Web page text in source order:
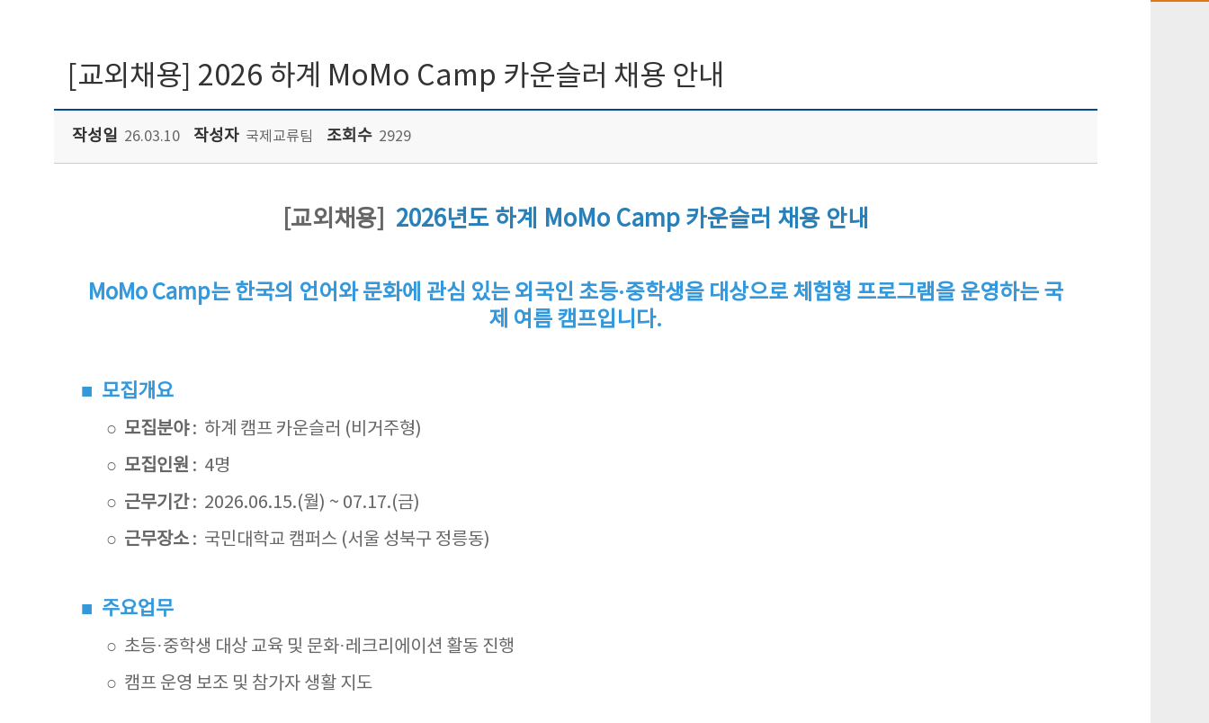
[교외채용] 2026 하계 MoMo Camp 카운슬러 채용 안내
작성일 26.03.10 작성자 국제교류팀 조회수 2929
[교외채용] 2026년도 하계 MoMo Camp 카운슬러 채용 안내
MoMo Camp는 한국의 언어와 문화에 관심 있는 외국인 초등·중학생을 대상으로 체험형 프로그램을 운영하는 국
제 여름 캠프입니다.
■ 모집개요
○ 모집분야: 하계 캠프 카운슬러 (비거주형)
○ 모집인원 : 4명
○ 근무기간: 2026.06.15.(월) ~ 07.17.(금)
○ 근무장소: 국민대학교 캠퍼스 (서울 성북구 정릉동)
■ 주요업무
○ 초등·중학생 대상 교육 및 문화·레크리에이션 활동 진행
○ 캠프 운영 보조 및 참가자 생활 지도